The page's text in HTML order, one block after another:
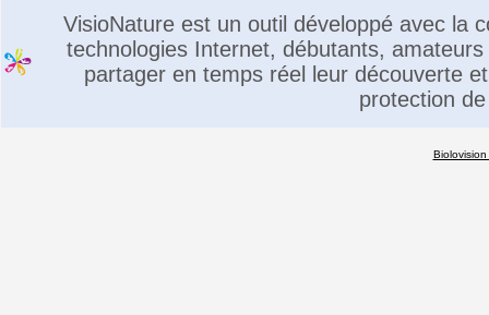
VisioNature est un outil développé avec la
technologies Internet, débutants,
partager en temps réel leur découverte
protection
Biolovision